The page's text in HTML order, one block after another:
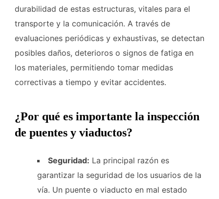
durabilidad de estas estructuras, vitales para el
transporte y la comunicación. A través de
evaluaciones periódicas y exhaustivas, se detectan
posibles daños, deterioros o signos de fatiga en
los materiales, permitiendo tomar medidas
correctivas a tiempo y evitar accidentes.
¿Por qué es importante la inspección
de puentes y viaductos?
Seguridad: La principal razón es
garantizar la seguridad de los usuarios de la
vía. Un puente o viaducto en mal estado